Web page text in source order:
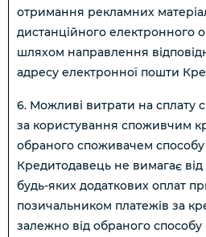
отримання рекламних
дистанційного електронного
шляхом направлення
адресу електронної пошти
6. Можливі витрати на сплату
за користування споживчим
обраного споживачем способу
Кредитодавець не вимагає від
будь-яких додаткових оплат
позичальником платежів за
залежно від обраного